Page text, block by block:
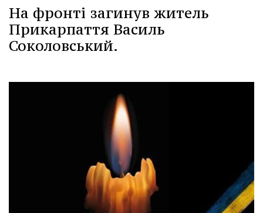
На фронті загинув житель
Прикарпаття Василь
Соколовський.